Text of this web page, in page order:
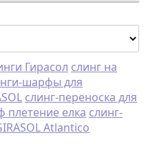
Гирасол слинг на
шарфы для
слинг-переноска для
плетение елка слинг-
Atlantico